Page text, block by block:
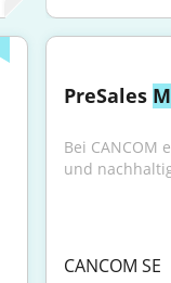
PreSales
Bei CANCOM
und
CANCOM SE